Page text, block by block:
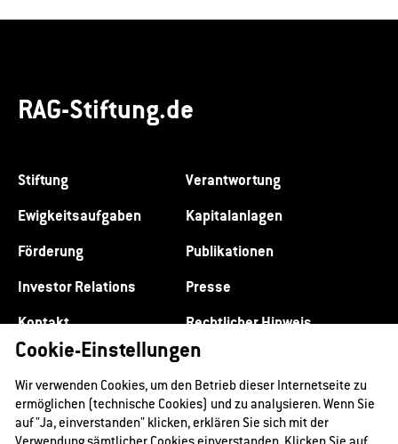
RAG-Stiftung.de
Stiftung
Verantwortung
Ewigkeitsaufgaben
Kapitalanlagen
Förderung
Publikationen
Investor Relations
Presse
Kontakt
Rechtlicher Hinweis
Datenschutz
Impressum
Cookie-Einstellungen
Wir verwenden Cookies, um den Betrieb dieser Internetseite zu
ermöglichen (technische Cookies) und zu analysieren. Wenn Sie
auf "Ja, einverstanden" klicken, erklären Sie sich mit der